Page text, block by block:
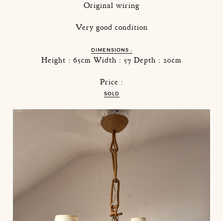
Original wiring
Very good condition
DIMENSIONS :
Height : 65cm Width : 57 Depth : 20cm
Price :
SOLD